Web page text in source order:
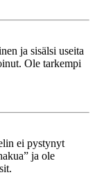
ja sisälsi useita
Ole tarkempi
ei pystynyt
ja ole